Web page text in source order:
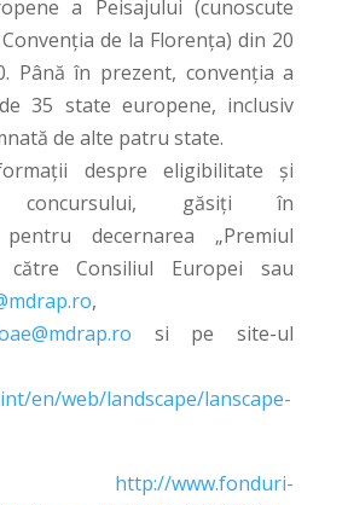
a Peisajului (cunoscute
de la Florența) din 20
Până în prezent, convenția a
35 state europene, inclusiv
de alte patru state.
despre eligibilitate și
concursului, găsiți în
pentru decernarea „Premiul
către Consiliul Europei sau
,
si pe site-ul
en/web/landscape/lanscape-
http://www.fonduri-